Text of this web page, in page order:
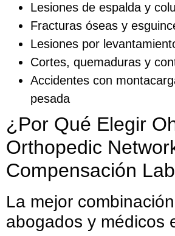
Lesiones de espalda y
Fracturas óseas y
Lesiones por
Cortes, quemaduras y
Accidentes con
pesada
¿Por Qué Elegir
Orthopedic
Compensación
La mejor
abogados y médicos